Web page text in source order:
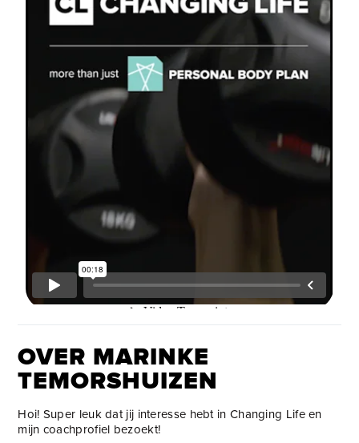
OVER MARINKE
TEMORSHUIZEN
Hoi! Super leuk dat jij interesse hebt in Changing Life en
mijn coachprofiel bezoekt!